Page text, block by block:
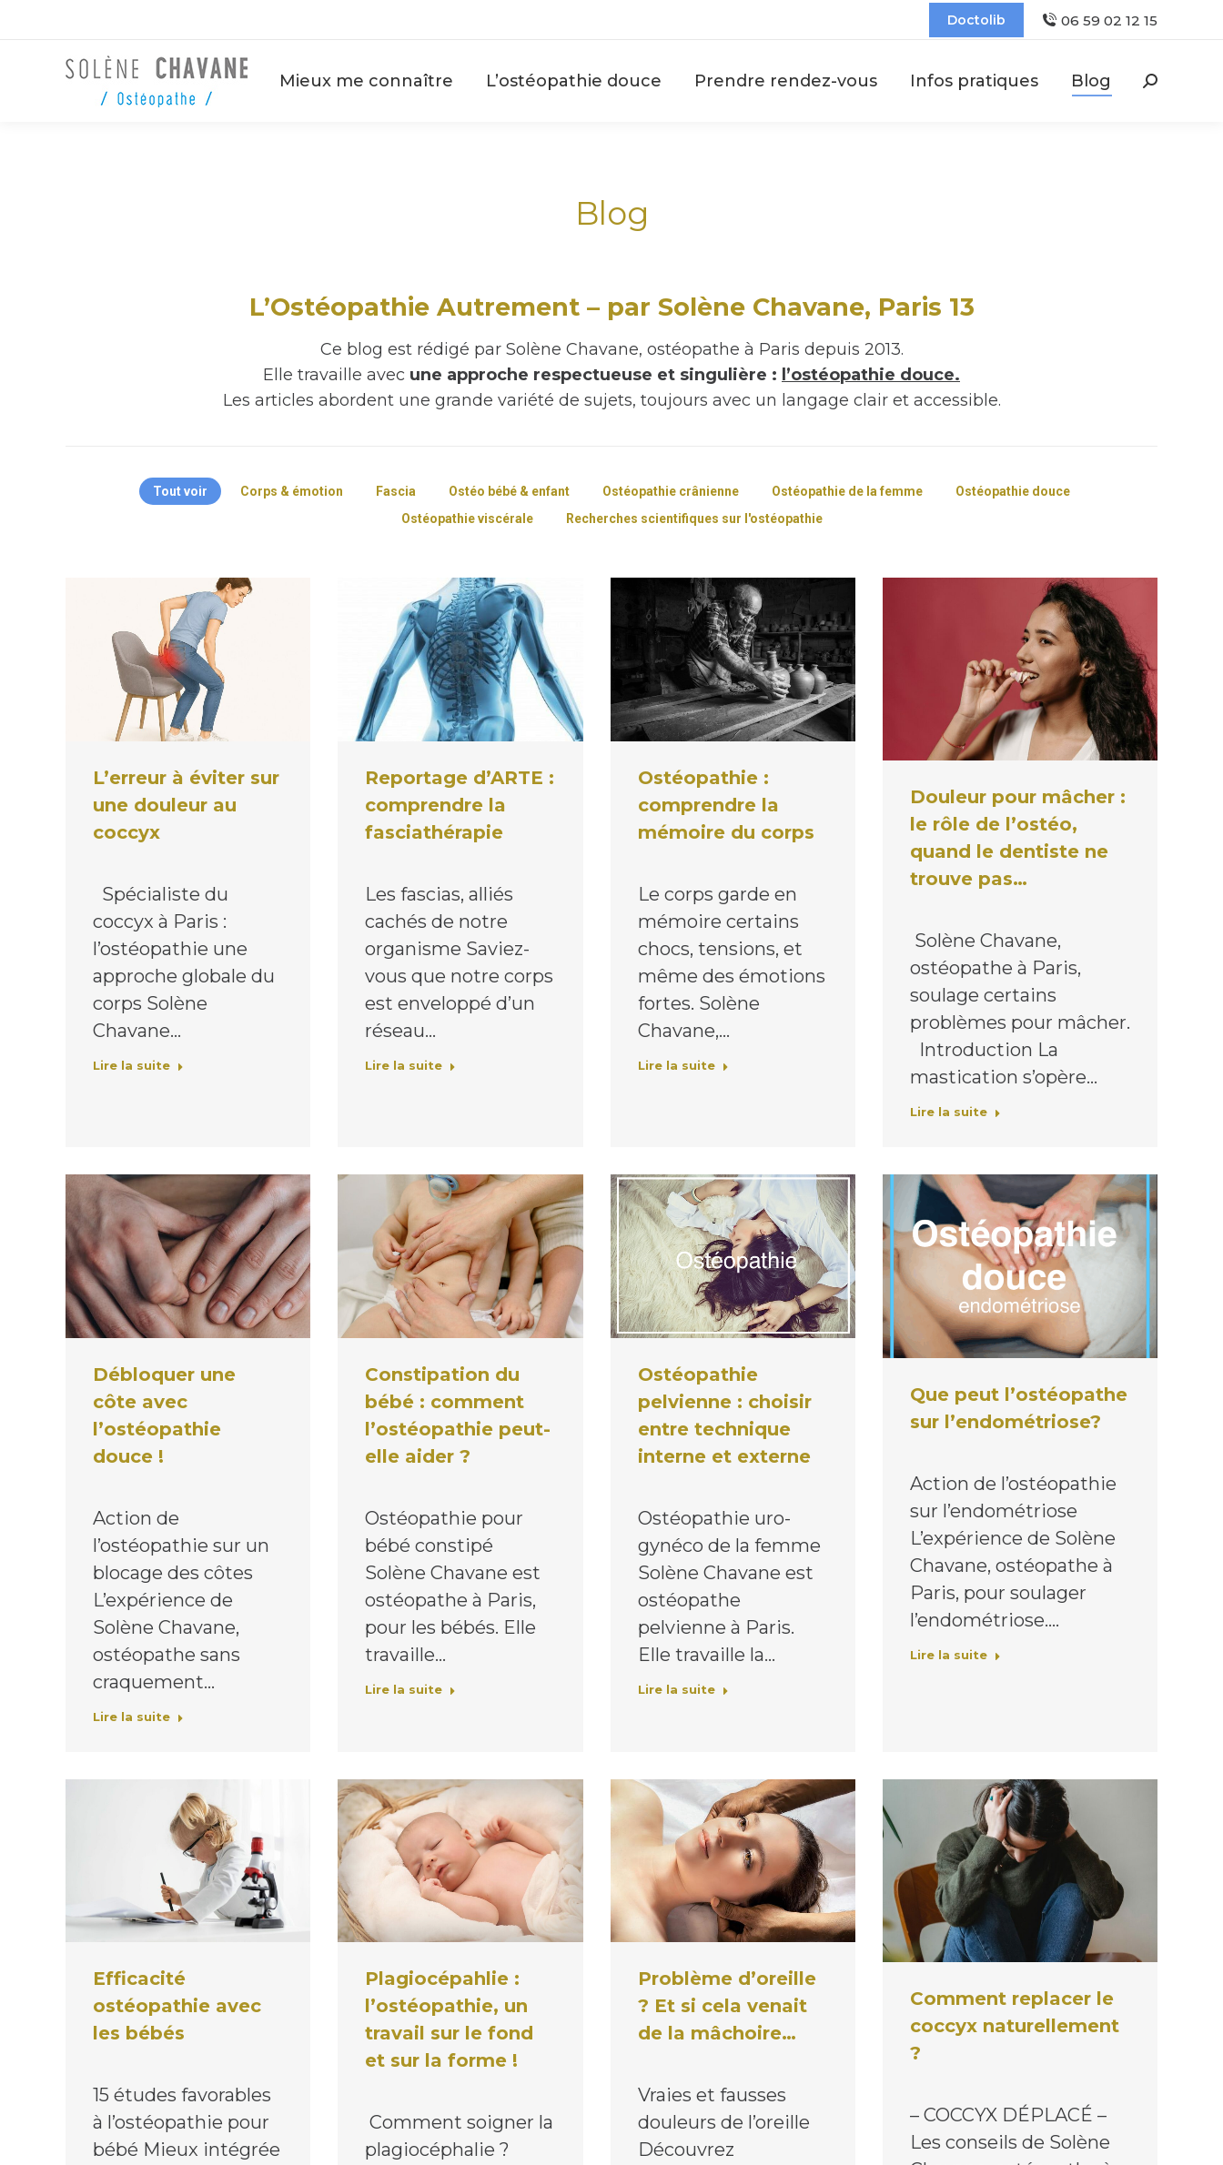
Doctolib 06 59 02 12 15
Mieux me connaître L’ostéopathie douce Prendre rendez-vous Infos pratiques Blog
Blog
L’Ostéopathie Autrement – par Solène Chavane, Paris 13
Ce blog est rédigé par Solène Chavane, ostéopathe à Paris depuis 2013.
Elle travaille avec une approche respectueuse et singulière : l’ostéopathie douce.
Les articles abordent une grande variété de sujets, toujours avec un langage clair et accessible.
Tout voir Corps & émotion Fascia Ostéo bébé & enfant Ostéopathie crânienne Ostéopathie de la femme
Ostéopathie douce
Ostéopathie viscérale
Recherches scientifiques sur l'ostéopathie
L’erreur à éviter sur
une douleur au
coccyx
Spécialiste du
coccyx à Paris :
l’ostéopathie une
approche globale du
corps Solène
Chavane…
Lire la suite
Reportage d’ARTE :
comprendre la
fasciathérapie
Les fascias, alliés
cachés de notre
organisme Saviez-
vous que notre corps
est enveloppé d’un
réseau…
Lire la suite
Ostéopathie :
comprendre la
mémoire du corps
Le corps garde en
mémoire certains
chocs, tensions, et
même des émotions
fortes. Solène
Chavane,…
Lire la suite
Douleur pour mâcher :
le rôle de l’ostéo,
quand le dentiste ne
trouve pas…
Solène Chavane,
ostéopathe à Paris,
soulage certains
problèmes pour mâcher.
Introduction La
mastication s’opère…
Lire la suite
Débloquer une
côte avec
l’ostéopathie
douce !
Action de
l’ostéopathie sur un
blocage des côtes
L’expérience de
Solène Chavane,
ostéopathe sans
craquement…
Lire la suite
Constipation du
bébé : comment
l’ostéopathie peut-
elle aider ?
Ostéopathie pour
bébé constipé
Solène Chavane est
ostéopathe à Paris,
pour les bébés. Elle
travaille…
Lire la suite
Ostéopathie
pelvienne : choisir
entre technique
interne et externe
Ostéopathie uro-
gynéco de la femme
Solène Chavane est
ostéopathe
pelvienne à Paris.
Elle travaille la…
Lire la suite
Que peut l’ostéopathe
sur l’endométriose?
Action de l’ostéopathie
sur l’endométriose
L’expérience de Solène
Chavane, ostéopathe à
Paris, pour soulager
l’endométriose.…
Lire la suite
Efficacité
ostéopathie avec
les bébés
15 études favorables
à l’ostéopathie pour
bébé Mieux intégrée
Plagiocépahlie :
l’ostéopathie, un
travail sur le fond
et sur la forme !
Comment soigner la
plagiocéphalie ?
Problème d’oreille
? Et si cela venait
de la mâchoire…
Vraies et fausses
douleurs de l’oreille
Découvrez
Comment replacer le
coccyx naturellement
?
– COCCYX DÉPLACÉ –
Les conseils de Solène